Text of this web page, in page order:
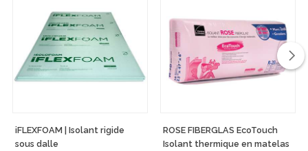
iFLEXFOAM | Isolant rigide
sous dalle
ROSE FIBERGLAS EcoTouch
Isolant thermique en matelas